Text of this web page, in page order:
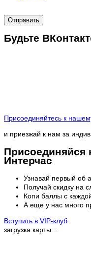
Отправить
Будьте
Присоединяйтесь к
и приезжай к нам за
Присоединяйся
Интерчас
Узнавай первый об
Получай скидку на
Копи баллы с
А еще у нас много
Вступить в VIP-клуб
загрузка карты...